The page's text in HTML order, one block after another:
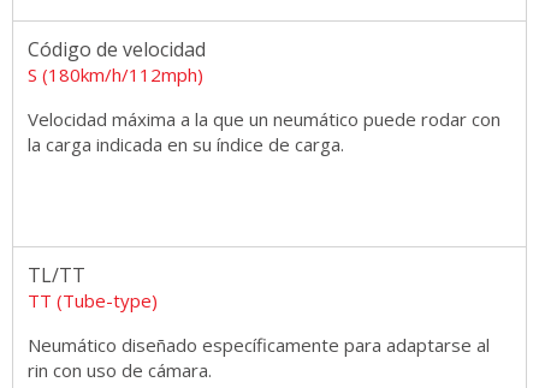
Código de velocidad
S (180km/h/112mph)
Velocidad máxima a la que un neumático puede rodar con
la carga indicada en su índice de carga.
TL/TT
TT (Tube-type)
Neumático diseñado específicamente para adaptarse al
rin con uso de cámara.